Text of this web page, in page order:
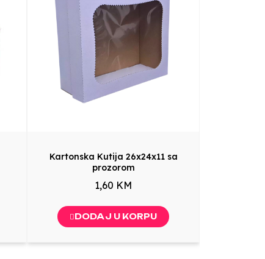
Kartonska Kutija 26x24x11 sa
prozorom
1,60 KM
DODAJ U KORPU